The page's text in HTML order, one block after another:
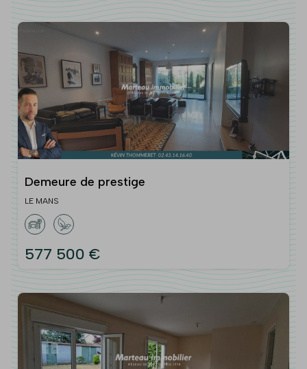
Demeure de prestige
LE MANS
577 500 €